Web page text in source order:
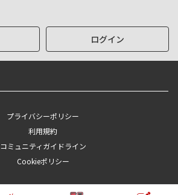
ログイン
プライバシーポリシー
利用規約
コミュニティガイドライン
Cookieポリシー